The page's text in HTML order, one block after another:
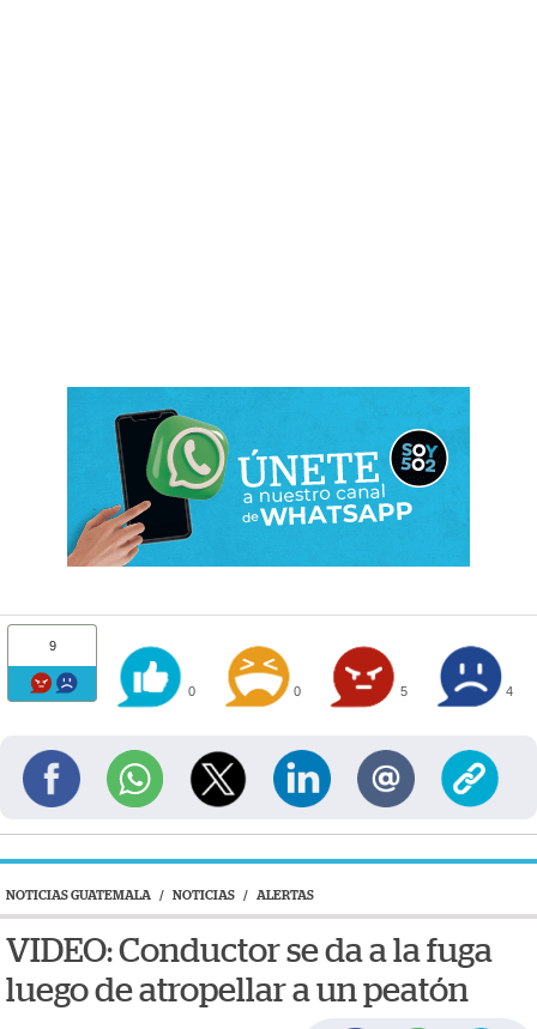
9
0 0 5 4
NOTICIAS GUATEMALA / NOTICIAS / ALERTAS
VIDEO: Conductor se da a la fuga
luego de atropellar a un peatón